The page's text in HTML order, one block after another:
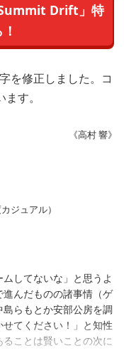
Drift」特
を修正しました。コ
す。
《高村 響》
ジュアル）
してないな」と思うよ
んだものの諸事情（ゲ
らもとか安部公房を調
てください！」と知性
ことは賢いことの次に